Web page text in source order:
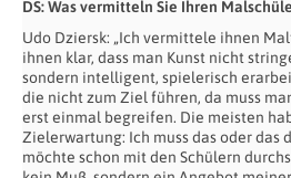
DS: Was vermitteln Sie Ihren
Udo Dziersk: „Ich vermittele ihnen
ihnen klar, dass man Kunst nicht
sondern intelligent, spielerisch
die nicht zum Ziel führen, da muss
erst einmal begreifen. Die meisten
Zielerwartung: Ich muss das oder das
möchte schon mit den Schülern